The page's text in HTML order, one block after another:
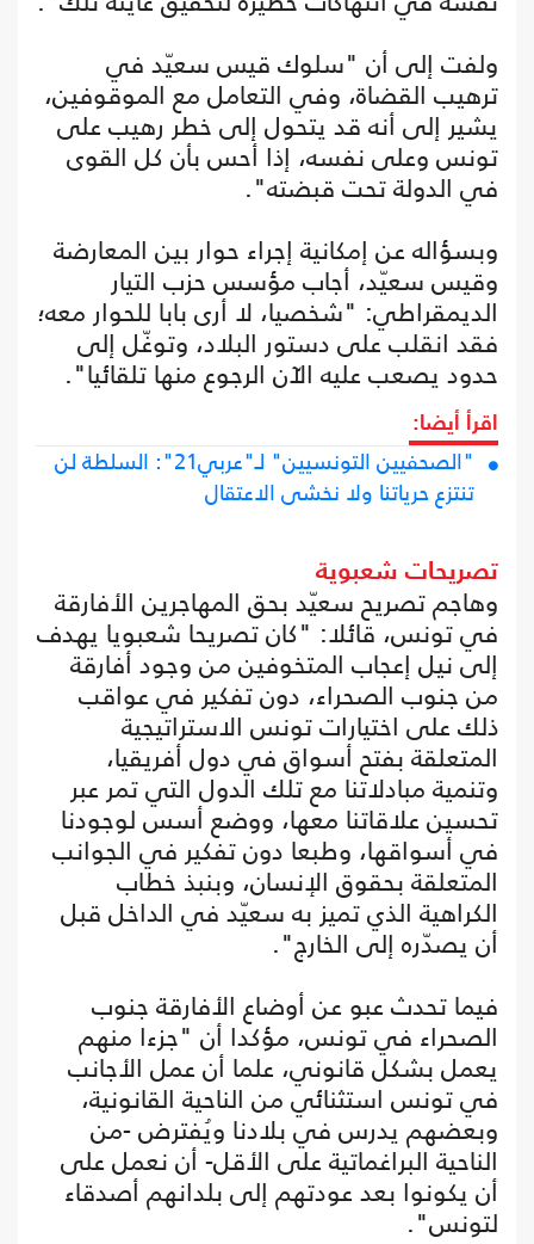
ولفت إلى أن "سلوك قيس سعيّد في
ترهيب القضاة، وفي التعامل مع الموقوفين،
يشير إلى أنه قد يتحول إلى خطر رهيب على
تونس وعلى نفسه، إذا أحس بأن كل القوى
في الدولة تحت قبضته".
وبسؤاله عن إمكانية إجراء حوار بين المعارضة
وقيس سعيّد، أجاب مؤسس حزب التيار
الديمقراطي: "شخصيا، لا أرى بابا للحوار معه؛
فقد انقلب على دستور البلاد، وتوغّل إلى
حدود يصعب عليه الآن الرجوع منها تلقائيا".
اقرأ أيضا:
"الصحفيين التونسيين" لـ"عربي21": السلطة لن
تنتزع حرياتنا ولا نخشى الاعتقال
تصريحات شعبوية
وهاجم تصريح سعيّد بحق المهاجرين الأفارقة
في تونس، قائلا: "كان تصريحا شعبويا يهدف
إلى نيل إعجاب المتخوفين من وجود أفارقة
من جنوب الصحراء، دون تفكير في عواقب
ذلك على اختيارات تونس الاستراتيجية
المتعلقة بفتح أسواق في دول أفريقيا،
وتنمية مبادلاتنا مع تلك الدول التي تمر عبر
تحسين علاقاتنا معها، ووضع أسس لوجودنا
في أسواقها، وطبعا دون تفكير في الجوانب
المتعلقة بحقوق الإنسان، وبنبذ خطاب
الكراهية الذي تميز به سعيّد في الداخل قبل
أن يصدّره إلى الخارج".
فيما تحدث عبو عن أوضاع الأفارقة جنوب
الصحراء في تونس، مؤكدا أن "جزءا منهم
يعمل بشكل قانوني، علما أن عمل الأجانب
في تونس استثنائي من الناحية القانونية،
وبعضهم يدرس في بلادنا ويُفترض -من
الناحية البراغماتية على الأقل- أن نعمل على
أن يكونوا بعد عودتهم إلى بلدانهم أصدقاء
لتونس".